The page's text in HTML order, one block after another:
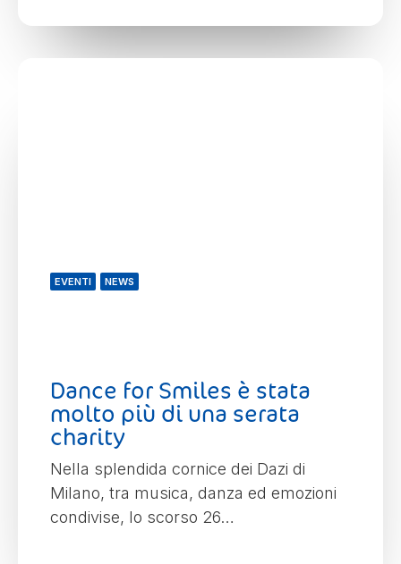
EVENTI NEWS
Dance for Smiles è stata
molto più di una serata
charity
Nella splendida cornice dei Dazi di
Milano, tra musica, danza ed emozioni
condivise, lo scorso 26…